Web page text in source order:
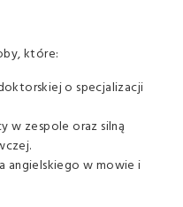
które:
o specjalizacji
w zespole oraz silną
angielskiego w mowie i